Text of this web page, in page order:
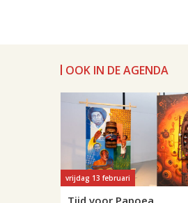
OOK IN DE AGENDA
vrijdag 13 februari
Tijd voor Papoea